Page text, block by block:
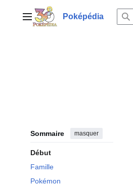
contenuMenu principalPoképédia
Sommaire masquer
Début
Famille
Pokémon